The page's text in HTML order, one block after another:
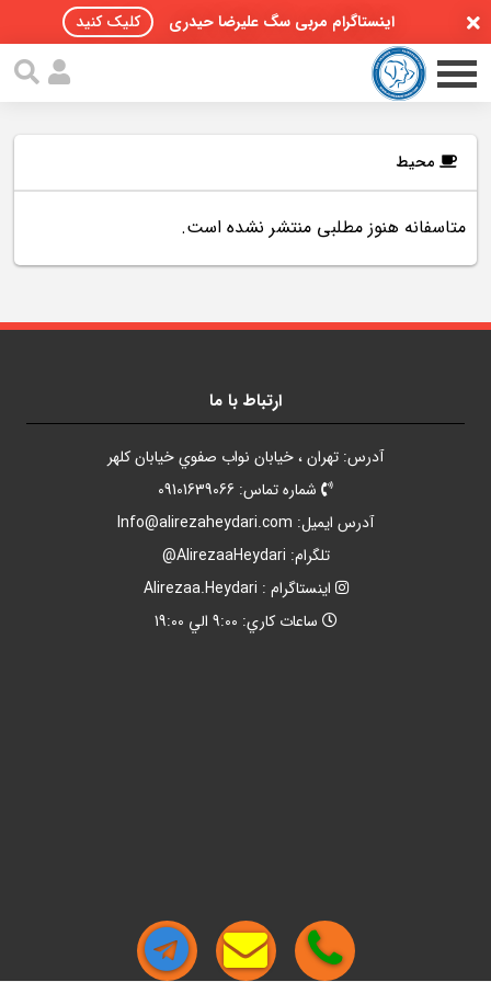
اینستاگرام مربی سگ علیرضا حیدری کلیک کنید
صفحه اصلی
پادکست سگ ها
محیط
متاسفانه هنوز مطلبی منتشر نشده است.
ارتباط با ما
آدرس: تهران ، خيابان نواب صفوي خيابان کلهر
شماره تماس: 09101639066
آدرس ايميل: Info@alirezaheydari.com
تلگرام: AlirezaaHeydari@
اينستاگرام : Alirezaa.Heydari
ساعات کاري: 9:00 الي 19:00